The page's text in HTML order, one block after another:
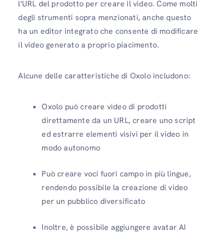
l'URL del prodotto per creare il video. Come molti
degli strumenti sopra menzionati, anche questo
ha un editor integrato che consente di modificare
il video generato a proprio piacimento.
Alcune delle caratteristiche di Oxolo includono:
Oxolo può creare video di prodotti
direttamente da un URL, creare uno script
ed estrarre elementi visivi per il video in
modo autonomo
Può creare voci fuori campo in più lingue,
rendendo possibile la creazione di video
per un pubblico diversificato
Inoltre, è possibile aggiungere avatar AI